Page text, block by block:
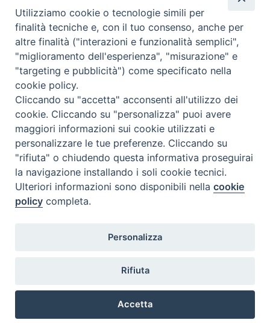
Pensato su un programma pluriennale, il primo corso si
concentra sulla nascita e sullo sviluppo iniziale del
cristianesimo a Milano. Una introduzione
alla Mediolanum romana, con i siti archeologici che ne
custodiscono le tracce, e nella vicenda pastorale e
politica di Sant’Ambrogio offrono il quadro di riferimento
per una analisi approfondita delle basiliche edificate in
quell’epoca: Sant’Eustorgio, la Basilica Martyrum (Basilica
di Sant’Ambrogio), San Simpliciano, San Nazaro, …
MILANO
18
Cavalieri del Santo Sepolcro 3 - Milano
Utilizziamo cookie o tecnologie simili per
finalità tecniche e, con il tuo consenso, anche per
altre finalità ("interazioni e funzionalità semplici",
"miglioramento dell'esperienza", "misurazione" e
"targeting e pubblicità") come specificato nella
cookie policy.
Cliccando su "accetta" acconsenti all'utilizzo dei
cookie. Cliccando su "personalizza" puoi avere
maggiori informazioni sui cookie utilizzati e
personalizzare le tue preferenze. Cliccando su
"rifiuta" o chiudendo questa informativa proseguirai
la navigazione installando i soli cookie tecnici.
Ulteriori informazioni sono disponibili nellacookie
policy completa.
Personalizza
Rifiuta
Accetta